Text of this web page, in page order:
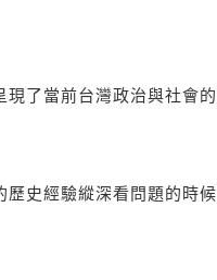
了當前台灣政治與社會的
史經驗縱深看問題的時候